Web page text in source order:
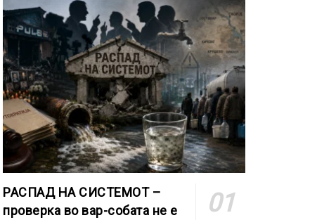
РАСПАД НА СИСТЕМОТ –
проверка во вар-собата не е